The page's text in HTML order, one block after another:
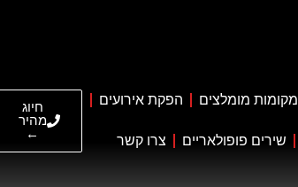
חיוג
מהיר
←
מקומות מומלצים הפקת אירועים
שירים פופולאריים צרו קשר